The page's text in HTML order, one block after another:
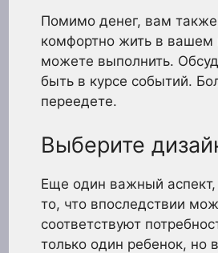
Помимо денег, вам
комфортно жить в вашем
можете выполнить.
быть в курсе событий.
переедете.
Выберите
Еще один важный
то, что впоследствии
соответствуют
только один ребенок,